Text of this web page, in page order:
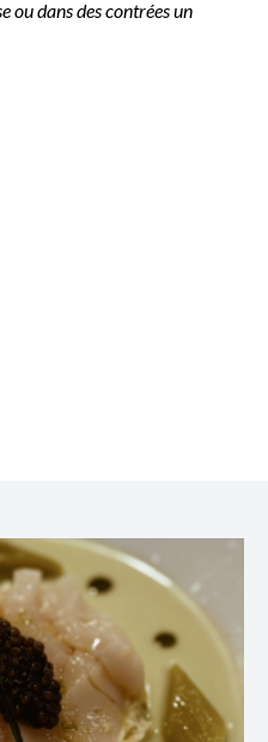
ou dans des contrées un